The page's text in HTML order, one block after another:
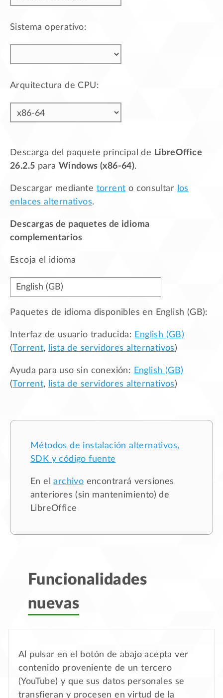
Sistema operativo:
Arquitectura de CPU:
Descarga del paquete principal de
LibreOffice
26.2.5 para Windows (x86-64).
Descargar mediante torrent o consultar los
enlaces alternativos.
Descargas de paquetes de idioma
complementarios
Escoja el idioma
Paquetes de idioma disponibles en English (GB):
Interfaz de usuario traducida: English (GB)
(Torrent, lista de servidores alternativos)
Ayuda para uso sin conexión: English (GB)
(Torrent, lista de servidores alternativos)
Métodos de instalación alternativos,
SDK y código fuente
En elarchivo encontrará versiones
anteriores (sin mantenimiento) de
LibreOffice
Funcionalidades
nuevas
Al pulsar en el botón de abajo acepta ver
contenido proveniente de un tercero
(YouTube) y que sus datos personales se
transfieran y procesen en virtud de la